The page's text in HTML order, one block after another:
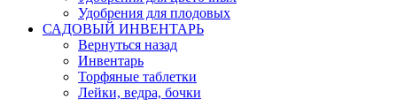
Удобрения для плодовых
САДОВЫЙ ИНВЕНТАРЬ
Вернуться назад
Инвентарь
Торфяные таблетки
Лейки, ведра, бочки